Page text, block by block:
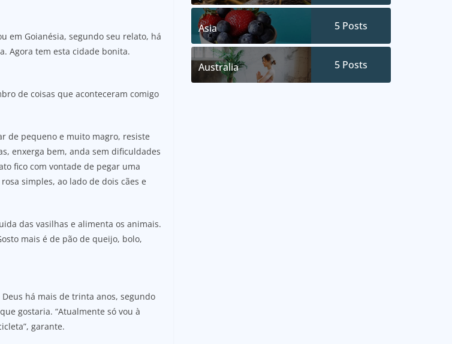
em Goianésia, segundo seu relato, há
Agora tem esta cidade bonita.
de coisas que aconteceram comigo
de pequeno e muito magro, resiste
enxerga bem, anda sem dificuldades
fico com vontade de pegar uma
simples, ao lado de dois cães e
das vasilhas e alimenta os animais.
mais é de pão de queijo, bolo,
há mais de trinta anos, segundo
gostaria. “Atualmente só vou à
garante.
Asia 5 Posts
Australia 5 Posts